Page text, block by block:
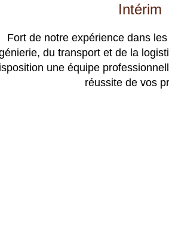
Intérim
Fort de notre expérience dans
du transport et de la
une équipe
réussite de vos